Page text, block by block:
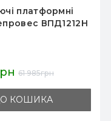
платформні
0.5т
52 325грн
КОШИКА